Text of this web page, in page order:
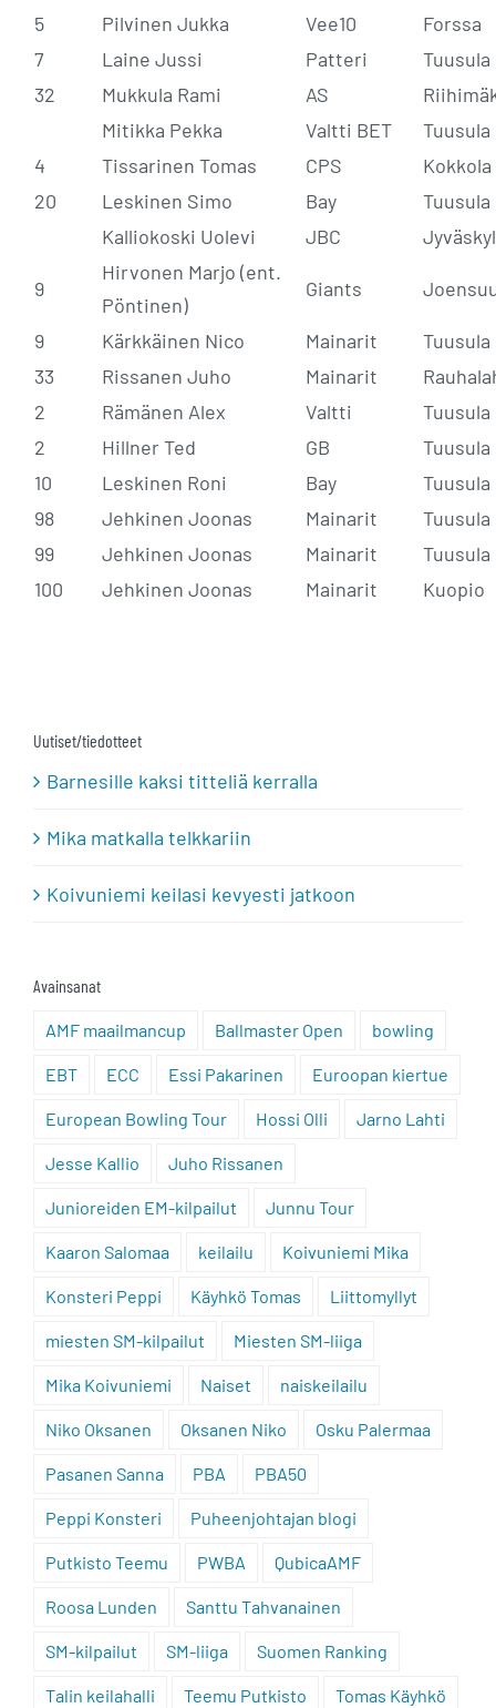
5 Pilvinen Jukka Vee10
Forssa
7
Laine Jussi Patteri
Tuusula
32
Mukkula Rami AS
Mitikka Pekka
Valtti BET
Tuusula
4
Tissarinen Tomas CPS
Kokkola
20
Leskinen Simo Bay
Tuusula
Kalliokoski Uolevi
JBC
9
Hirvonen Marjo (ent.
Pöntinen)
Giants
9 Kärkkäinen Nico Mainarit
Tuusula
33
Rissanen Juho Mainarit
2
Rämänen Alex Valtti
Tuusula
2
Hillner Ted GB
Tuusula
10
Leskinen Roni Bay
Tuusula
98
Jehkinen Joonas Mainarit
Tuusula
99
Jehkinen Joonas Mainarit
Tuusula
100
Jehkinen Joonas Mainarit Kuopio
Uutiset/tiedotteet
Barnesille kaksi titteliä kerralla
Mika matkalla telkkariin
Koivuniemi keilasi kevyesti jatkoon
Avainsanat
AMF maailmancup Ballmaster Open bowling
EBT ECC Essi Pakarinen Euroopan kiertue
European Bowling Tour Hossi Olli Jarno Lahti
Jesse Kallio Juho Rissanen
Junioreiden EM-kilpailut Junnu Tour
Kaaron Salomaa keilailu Koivuniemi Mika
Konsteri Peppi Käyhkö Tomas Liittomyllyt
miesten SM-kilpailut Miesten SM-liiga
Mika Koivuniemi Naiset naiskeilailu
Niko Oksanen Oksanen Niko Osku Palermaa
Pasanen Sanna PBA PBA50
Peppi Konsteri Puheenjohtajan blogi
Putkisto Teemu PWBA QubicaAMF
Roosa Lunden Santtu Tahvanainen
SM-kilpailut SM-liiga Suomen Ranking
Talin keilahalli Teemu Putkisto Tomas Käyhkö